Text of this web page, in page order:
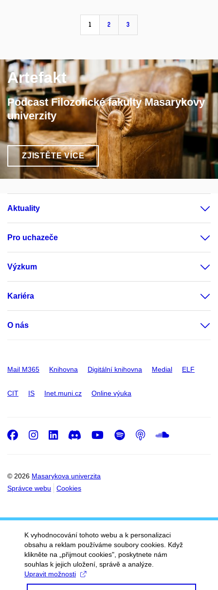
1 2 3
Artefakt
Podcast Filozofické fakulty Masarykovy
univerzity
ZJISTĚTE VÍCE
Aktuality
Pro uchazeče
Výzkum
Kariéra
O nás
Mail M365 Knihovna Digitální knihovna Medial ELF
CIT IS Inet.muni.cz Online výuka
© 2026 Masarykova univerzita
Správce webu
Cookies
Facebook
Instagram
LinkedIn
DiscordYoutube
Spotify
Podcast
K vyhodnocování tohoto webu a k personalizaci
obsahu a reklam používáme soubory cookies. Když
klikněte na „přijmout cookies", poskytnete nám
souhlas k jejich uložení, správě a analýze.
Upravit možnosti